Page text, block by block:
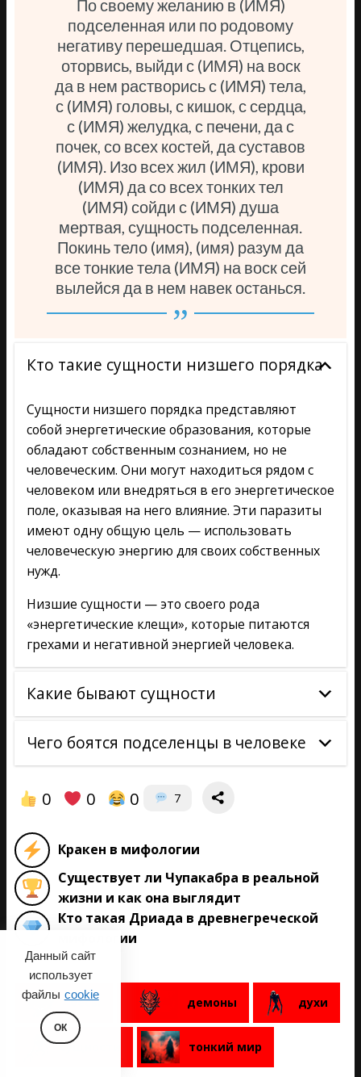
Данный сайт
использует
файлы cookie
ОК
По своему желанию в (ИМЯ)
подселенная или по родовому
негативу перешедшая. Отцепись,
оторвись, выйди с (ИМЯ) на воск
да в нем растворись с (ИМЯ) тела,
с (ИМЯ) головы, с кишок, с сердца,
с (ИМЯ) желудка, с печени, да с
почек, со всех костей, да суставов
(ИМЯ). Изо всех жил (ИМЯ), крови
(ИМЯ) да со всех тонких тел
(ИМЯ) сойди с (ИМЯ) душа
мертвая, сущность подселенная.
Покинь тело (имя), (имя) разум да
все тонкие тела (ИМЯ) на воск сей
вылейся да в нем навек останься.
Кто такие сущности низшего порядка
Сущности низшего порядка представляют
собой энергетические образования, которые
обладают собственным сознанием, но не
человеческим. Они могут находиться рядом с
человеком или внедряться в его энергетическое
поле, оказывая на него влияние. Эти паразиты
имеют одну общую цель — использовать
человеческую энергию для своих собственных
нужд.
Низшие сущности — это своего рода
«энергетические клещи», которые питаются
грехами и негативной энергией человека.
Какие бывают сущности
Чего боятся подселенцы в человеке
0 0 0 7
Кракен в мифологии
Существует ли Чупакабра в реальной
жизни и как она выглядит
Кто такая Дриада в древнегреческой
мифологии
бесы демоны духи
сущности тонкий мир